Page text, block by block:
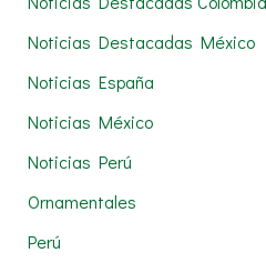
Noticias Destacadas México
Noticias España
Noticias México
Noticias Perú
Ornamentales
Perú